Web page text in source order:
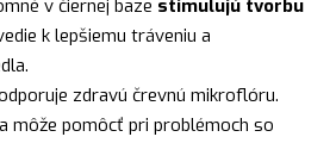
v čiernej baze stimulujú tvorbu
k lepšiemu tráveniu a
zdravú črevnú mikroflóru.
môže pomôcť pri problémoch so